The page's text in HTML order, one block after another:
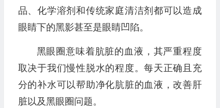
品、化学溶剂和传统家庭清洁剂都可以造成
眼睛下的黑影甚至是眼睛凹陷。
黑眼圈意味着肮脏的血液，其严重程度
取决于我们慢性脱水的程度。每天正确且充
分的补水可以帮助净化肮脏的血液，改善肝
脏以及黑眼圈问题。